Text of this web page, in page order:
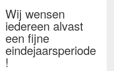
Wij wensen
iedereen alvast
een fijne
eindejaarsperiode
!